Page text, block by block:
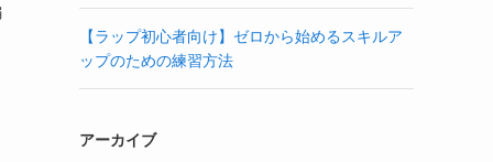
【ラップ初心者向け】ゼロから始めるスキルア
ップのための練習方法
アーカイブ